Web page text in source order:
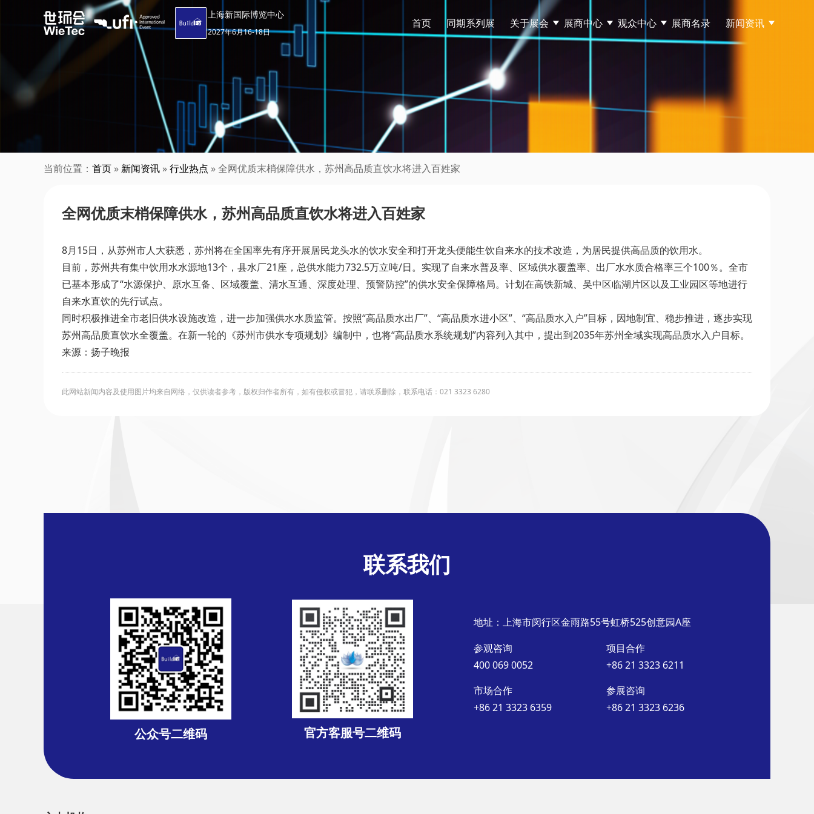
上海新国际博览中心
2027年6月16-18日
首页 同期系列展 关于展会 展商中心 观众中心 展商名录 新闻资讯
当前位置： 首页 » 新闻资讯 »行业热点 » 全网优质末梢保障供水，苏州高品质直饮水将进入百姓家
全网优质末梢保障供水，苏州高品质直饮水将进入百姓家
8月15日，从苏州市人大获悉，苏州将在全国率先有序开展居民龙头水的饮水安全和打开龙头便能生饮自来水的技术改造，为居民提供高品质的饮用水。
目前，苏州共有集中饮用水水源地13个，县水厂21座，总供水能力732.5万立吨/日。实现了自来水普及率、区域供水覆盖率、出厂水水质合格率三个100％。全市
已基本形成了“水源保护、原水互备、区域覆盖、清水互通、深度处理、预警防控”的供水安全保障格局。计划在高铁新城、吴中区临湖片区以及工业园区等地进行
自来水直饮的先行试点。
同时积极推进全市老旧供水设施改造，进一步加强供水水质监管。按照“高品质水出厂”、“高品质水进小区”、“高品质水入户”目标，因地制宜、稳步推进，逐步实现
苏州高品质直饮水全覆盖。在新一轮的《苏州市供水专项规划》编制中，也将“高品质水系统规划”内容列入其中，提出到2035年苏州全域实现高品质水入户目标。
来源：扬子晚报
此网站新闻内容及使用图片均来自网络，仅供读者参考，版权归作者所有，如有侵权或冒犯，请联系删除，联系电话：021 3323 6280
联系我们
公众号二维码 官方客服号二维码
地址：上海市闵行区金雨路55号虹桥525创意园A座
参观咨询
400 069 0052
项目合作
+86 21 3323 6211
市场合作
+86 21 3323 6359
参展咨询
+86 21 3323 6236